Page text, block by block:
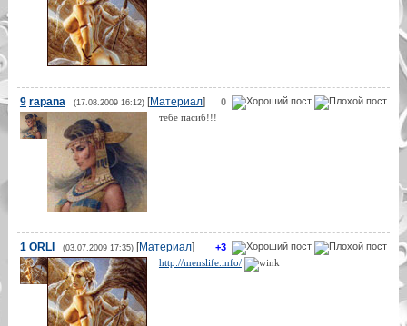
0
9 rapana (17.08.2009 16:12)[Материал]
тебе пасиб!!!
+3
1 ORLI (03.07.2009 17:35)[Материал]
http://menslife.info/